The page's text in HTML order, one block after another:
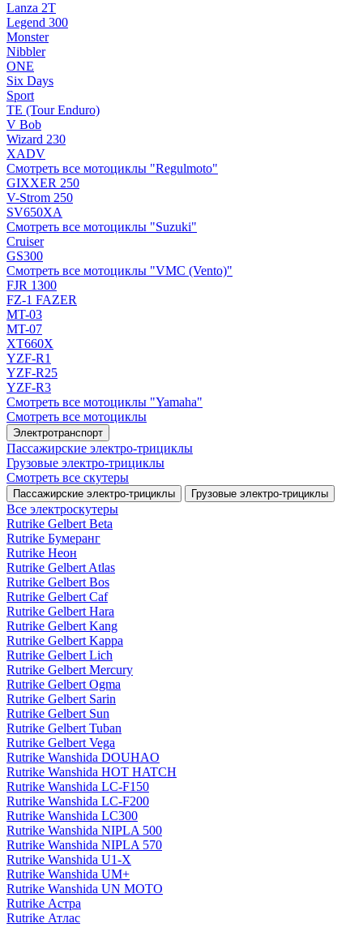
Lanza 2T
Legend 300
Monster
Nibbler
ONE
Six Days
Sport
TE (Tour Enduro)
V Bob
Wizard 230
XADV
Смотреть все мотоциклы "Regulmoto"
GIXXER 250
V-Strom 250
SV650XA
Смотреть все мотоциклы "Suzuki"
Cruiser
GS300
Смотреть все мотоциклы "VMC (Vento)"
FJR 1300
FZ-1 FAZER
MT-03
MT-07
XT660X
YZF-R1
YZF-R25
YZF-R3
Смотреть все мотоциклы "Yamaha"
Смотреть все мотоциклы
Электротранспорт
Пассажирские электро‑трициклы
Грузовые электро‑трициклы
Смотреть все скутеры
Пассажирские электро‑трициклы Грузовые электро‑трициклы
Все электро­скутеры
Rutrike Gelbert Beta
Rutrike Бумеранг
Rutrike Неон
Rutrike Gelbert Atlas
Rutrike Gelbert Bos
Rutrike Gelbert Caf
Rutrike Gelbert Hara
Rutrike Gelbert Kang
Rutrike Gelbert Kappa
Rutrike Gelbert Lich
Rutrike Gelbert Mercury
Rutrike Gelbert Ogma
Rutrike Gelbert Sarin
Rutrike Gelbert Sun
Rutrike Gelbert Tuban
Rutrike Gelbert Vega
Rutrike Wanshida DOUHAO
Rutrike Wanshida HOT HATCH
Rutrike Wanshida LC-F150
Rutrike Wanshida LC-F200
Rutrike Wanshida LC300
Rutrike Wanshida NIPLA 500
Rutrike Wanshida NIPLA 570
Rutrike Wanshida U1-X
Rutrike Wanshida UM+
Rutrike Wanshida UN MOTO
Rutrike Астра
Rutrike Атлас